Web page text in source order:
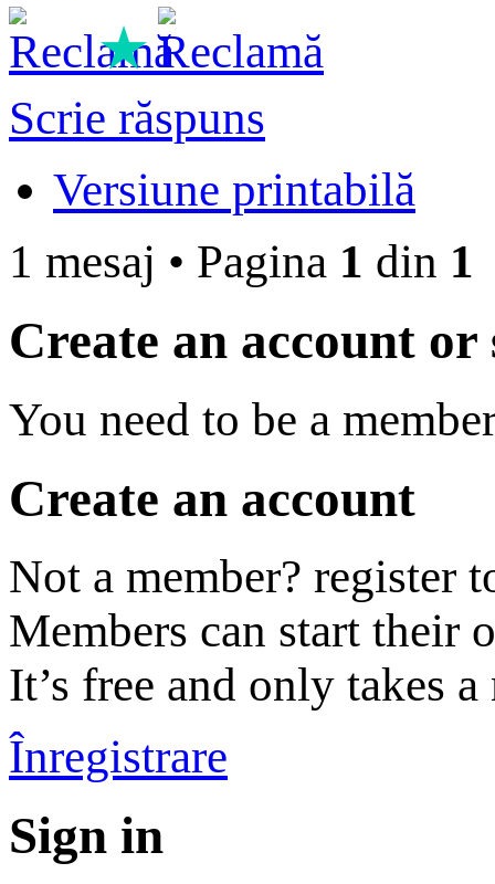
★
Scrie răspuns
Versiune printabilă
1 mesaj • Pagina 1 din 1
Create an account
You need to be a
Create an account
Not a member? register
Members can start their
It’s free and only takes
Înregistrare
Sign in